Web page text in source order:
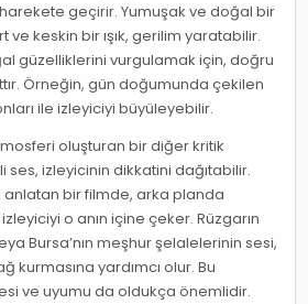
harekete geçirir. Yumuşak ve doğal bir
ve keskin bir ışık, gerilim yaratabilir.
güzelliklerini vurgulamak için, doğru
Örneğin, gün doğumunda çekilen
ile izleyiciyi büyüleyebilir.
oluşturan bir diğer kritik
ses, izleyicinin dikkatini dağıtabilir.
anlatan bir filmde, arka planda
o anın içine çeker. Rüzgarın
Bursa’nın meşhur şelalelerinin sesi,
kurmasına yardımcı olur. Bu
ve uyumu da oldukça önemlidir.